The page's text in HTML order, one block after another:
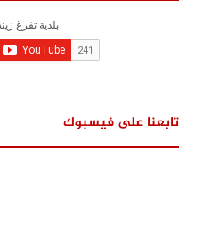
تابعنا على فيسبوك